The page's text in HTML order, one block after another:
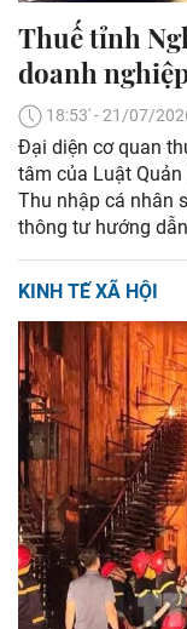
Thuế tỉnh
doanh
18:53' - 21/07/
Đại diện cơ quan
tâm của Luật
Thu nhập cá nhân
thông tư hướng
KINH TẾ XÃ HỘI